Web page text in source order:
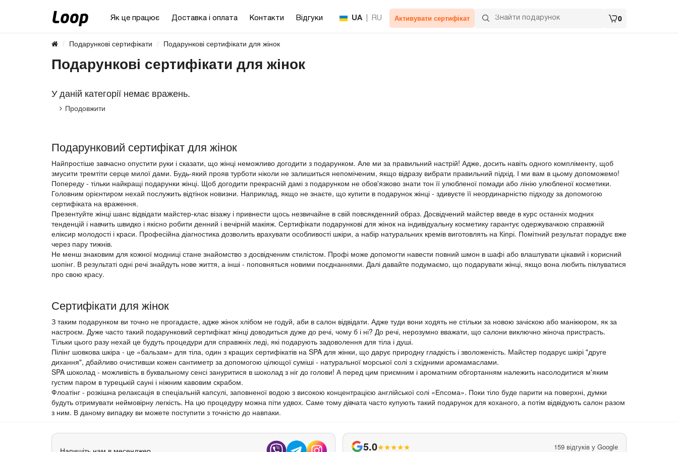
Як це працює Доставка і оплата Контакти Відгуки UA RU Активувати сертифікат 0
Подарункові сертифікати Подарункові сертифікати для жінок
Подарункові сертифікати для жінок
У даній категорії немає вражень.
Продовжити
Подарунковий сертифікат для жінок
Найпростіше завчасно опустити руки і сказати, що жінці неможливо догодити з подарунком. Але ми за правильний настрій! Адже, досить навіть одного компліменту, щоб
змусити тремтіти серце милої дами. Будь-який прояв турботи ніколи не залишиться непоміченим, якщо відразу вибрати правильний підхід. І ми вам в цьому допоможемо!
Попереду - тільки найкращі подарунки жінці. Щоб догодити прекрасній дамі з подарунком не обов'язково знати тон її улюбленої помади або лінію улюбленої косметики.
Головним орієнтиром нехай послужить відтінок новизни. Наприклад, якщо не знаєте, що купити в подарунок жінці - здивуєте її неординарністю підходу за допомогою
сертифіката на враження.
Презентуйте жінці шанс відвідати майстер-клас візажу і привнести щось незвичайне в свій повсякденний образ. Досвідчений майстер введе в курс останніх модних
тенденцій і навчить швидко і якісно робити денний і вечірній макіяж. Сертифікати подарункові для жінок на індивідуальну косметику гарантує одержувачкою справжній
еліксир молодості і краси. Професійна діагностика дозволить врахувати особливості шкіри, а набір натуральних кремів виготовлять на Кіпрі. Помітний результат порадує вже
через пару тижнів.
Не менш знаковим для кожної модниці стане знайомство з досвідченим стилістом. Профі може допомогти навести повний шмон в шафі або влаштувати цікавий і корисний
шопінг. В результаті одні речі знайдуть нове життя, а інші - поповняться новими поєднаннями. Далі давайте подумаємо, що подарувати жінці, якщо вона любить піклуватися
про свою красу.
Сертифікати для жінок
З таким подарунком ви точно не прогадаєте, адже жінок хлібом не годуй, аби в салон відвідати. Адже туди вони ходять не стільки за новою зачіскою або манікюром, як за
настроєм. Дуже часто такий подарунковий сертифікат жінці доводиться дуже до речі, чому б і ні? До речі, нерозумно вважати, що салони виключно жіноча пристрасть.
Тільки цього разу нехай це будуть процедури для справжніх леді, які подарують задоволення для тіла і душі.
Пілінг шовкова шкіра - це «бальзам» для тіла, один з кращих сертифікатів на SPA для жінки, що дарує природну гладкість і зволоженість. Майстер подарує шкірі "друге
дихання", дбайливо очистивши кожен сантиметр за допомогою цілющої суміші - натуральної морської солі з східними аромамаслами.
SPA шоколад - можливість в буквальному сенсі зануритися в шоколад з ніг до голови! А перед цим приємним і ароматним обгортанням належить насолодитися м'яким
густим паром в турецькій сауні і ніжним кавовим скрабом.
Флоатінг - розкішна релаксація в спеціальній капсулі, заповненої водою з високою концентрацією англійської солі «Епсома». Поки тіло буде парити на поверхні, думки
будуть отримувати неймовірну легкість. На цю процедуру можна піти удвох. Саме тому дівчата часто купують такий подарунок для коханого, а потім відвідують салон разом
з ним. В даному випадку ви можете поступити з точністю до навпаки.
5.0★★★★★ 159 відгуків у Google